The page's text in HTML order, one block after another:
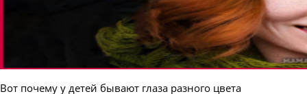
Вот почему у детей бывают глаза разного цвета